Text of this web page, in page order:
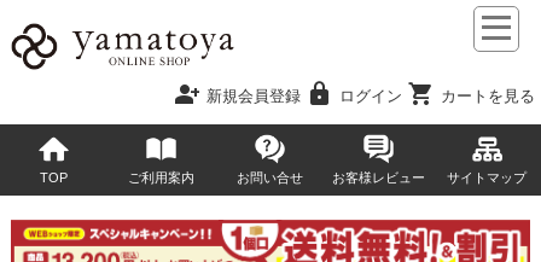
person_add 新規会員登録 lock ログイン shopping_cart カートを見る
TOP ご利用案内 お問い合せ お客様レビュー サイトマップ